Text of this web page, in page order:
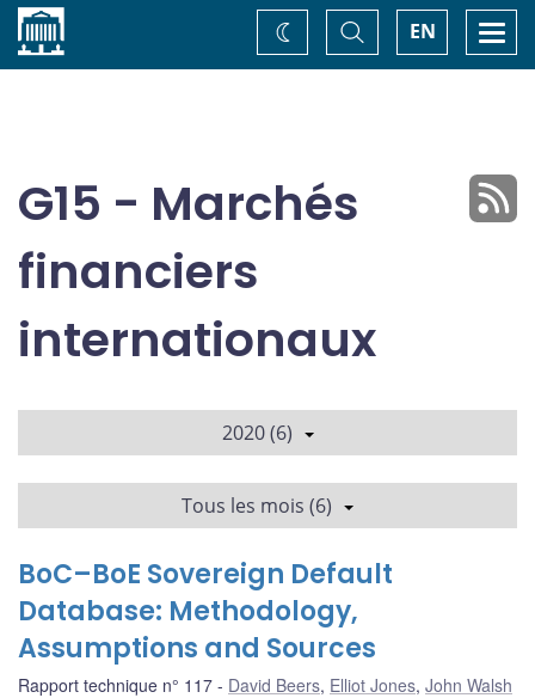
Accueil EN
Basculer
la
recherche
Changez
de
G15 - Marchés
financiers
internationaux
2020 (6)
Tous les mois (6)
BoC–BoE Sovereign Default
Database: Methodology,
Assumptions and Sources
Rapport technique n° 117 David Beers, Elliot Jones, John Walsh